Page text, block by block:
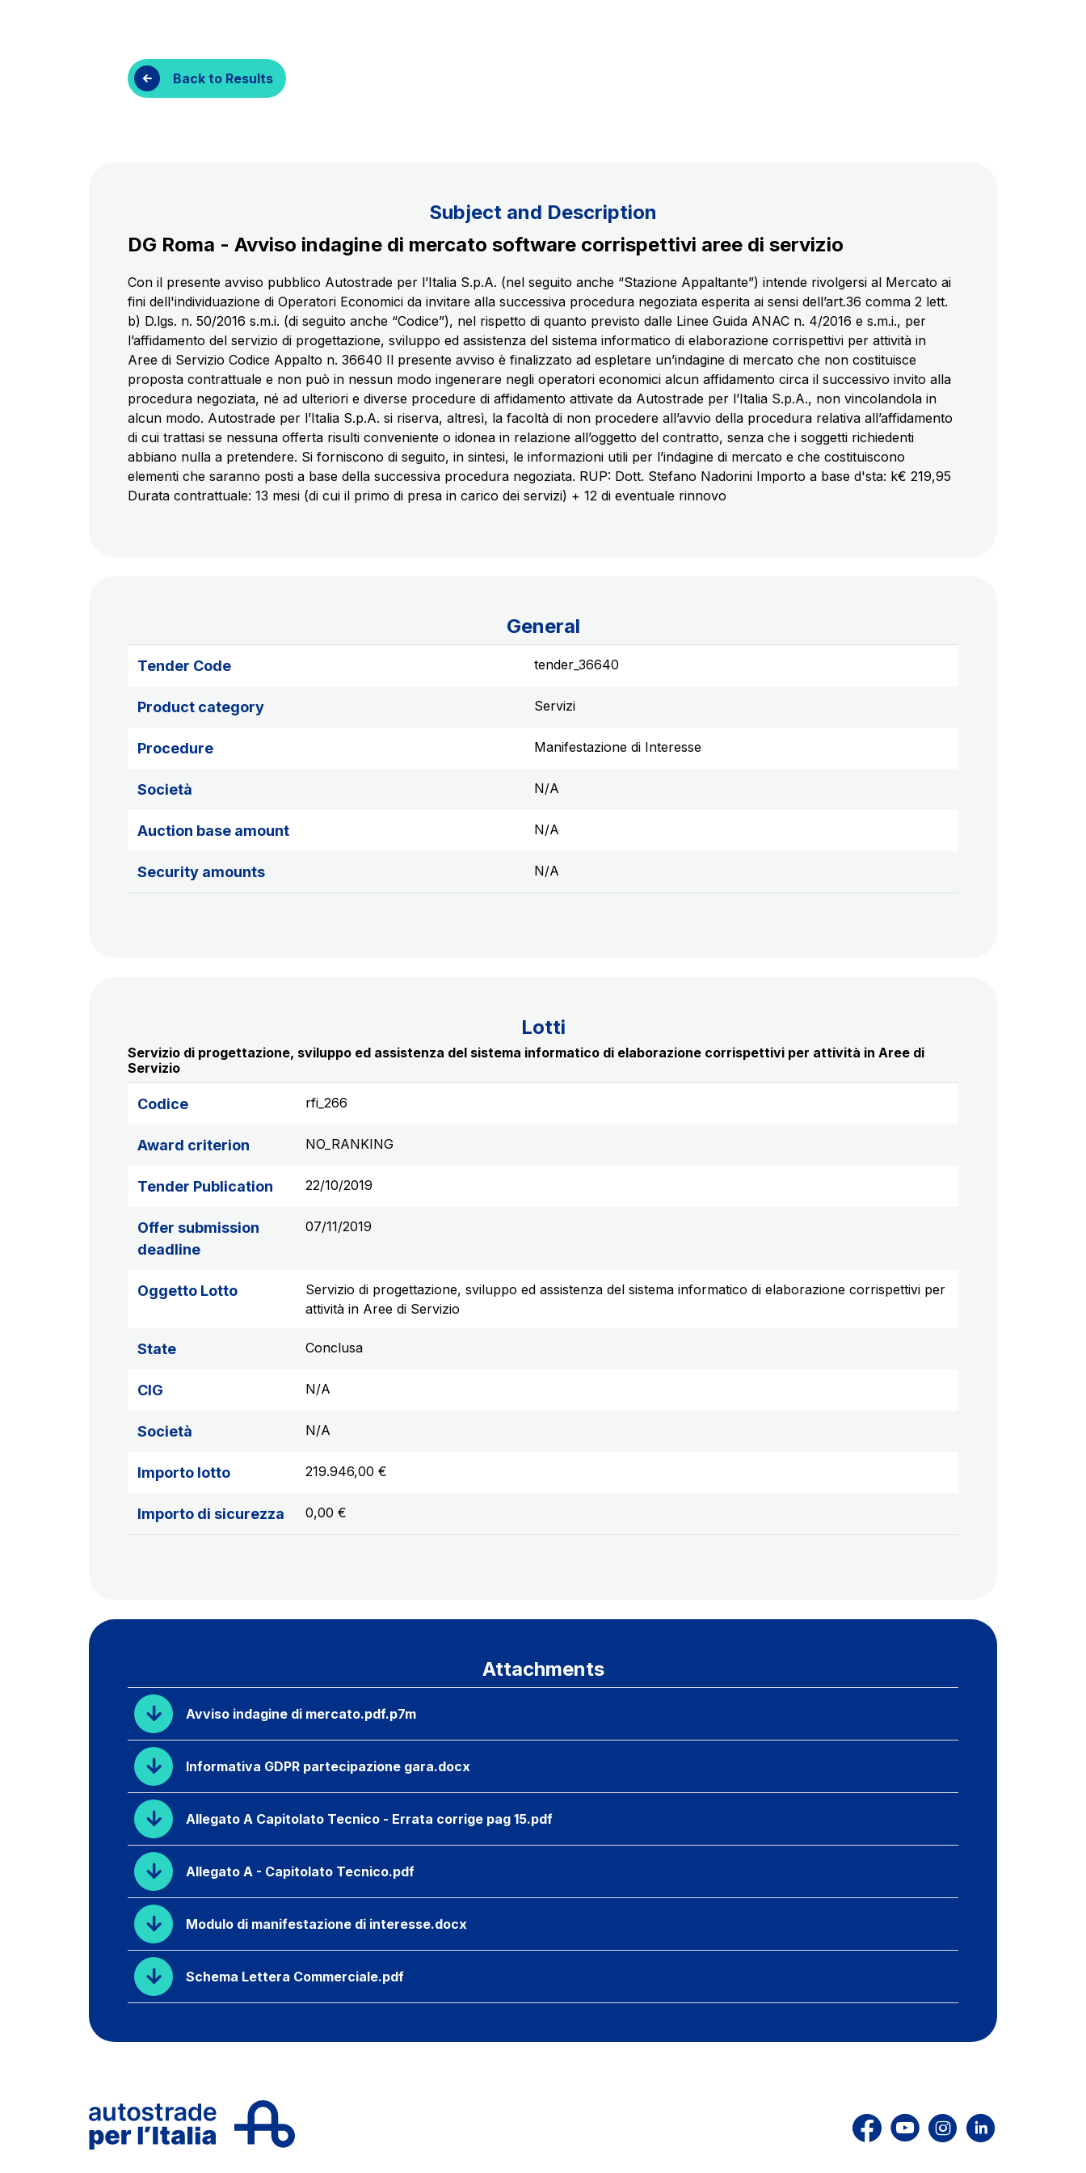
Procurement and suppliers
Back to Results
Subject and Description
DG Roma - Avviso indagine di mercato software corrispettivi aree di servizio
Con il presente avviso pubblico Autostrade per l’Italia S.p.A. (nel seguito anche “Stazione Appaltante”) intende rivolgersi al Mercato ai
fini dell'individuazione di Operatori Economici da invitare alla successiva procedura negoziata esperita ai sensi dell’art.36 comma 2 lett.
b) D.lgs. n. 50/2016 s.m.i. (di seguito anche “Codice”), nel rispetto di quanto previsto dalle Linee Guida ANAC n. 4/2016 e s.m.i., per
l’affidamento del servizio di progettazione, sviluppo ed assistenza del sistema informatico di elaborazione corrispettivi per attività in
Aree di Servizio Codice Appalto n. 36640 Il presente avviso è finalizzato ad espletare un’indagine di mercato che non costituisce
proposta contrattuale e non può in nessun modo ingenerare negli operatori economici alcun affidamento circa il successivo invito alla
procedura negoziata, né ad ulteriori e diverse procedure di affidamento attivate da Autostrade per l’Italia S.p.A., non vincolandola in
alcun modo. Autostrade per l’Italia S.p.A. si riserva, altresì, la facoltà di non procedere all’avvio della procedura relativa all’affidamento
di cui trattasi se nessuna offerta risulti conveniente o idonea in relazione all’oggetto del contratto, senza che i soggetti richiedenti
abbiano nulla a pretendere. Si forniscono di seguito, in sintesi, le informazioni utili per l’indagine di mercato e che costituiscono
elementi che saranno posti a base della successiva procedura negoziata. RUP: Dott. Stefano Nadorini Importo a base d'sta: k€ 219,95
Durata contrattuale: 13 mesi (di cui il primo di presa in carico dei servizi) + 12 di eventuale rinnovo
General
Tender Code tender_36640
Product category Servizi
Procedure Manifestazione di Interesse
Società N/A
Auction base amount N/A
Security amounts N/A
Lotti
Servizio di progettazione, sviluppo ed assistenza del sistema informatico di elaborazione corrispettivi per attività in Aree di
Servizio
Codice rfi_266
Award criterion NO_RANKING
Tender Publication 22/10/2019
Offer submission
deadline
07/11/2019
Oggetto Lotto
Servizio di progettazione, sviluppo ed assistenza del sistema informatico di elaborazione corrispettivi per
attività in Aree di Servizio
State Conclusa
CIG N/A
Società N/A
Importo lotto 219.946,00 €
Importo di sicurezza 0,00 €
Attachments
Avviso indagine di mercato.pdf.p7m
Informativa GDPR partecipazione gara.docx
Allegato A Capitolato Tecnico - Errata corrige pag 15.pdf
Allegato A - Capitolato Tecnico.pdf
Modulo di manifestazione di interesse.docx
Schema Lettera Commerciale.pdf